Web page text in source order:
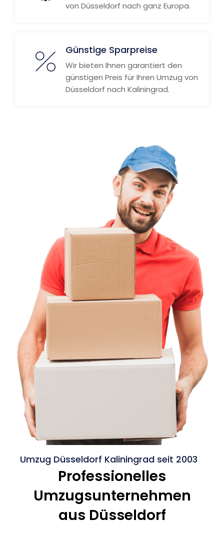
von Düsseldorf nach ganz Europa.
Günstige Sparpreise
Wir bieten Ihnen garantiert den
günstigen Preis für Ihren Umzug von
Düsseldorf nach Kaliningrad.
Umzug Düsseldorf Kaliningrad seit 2003
Professionelles
Umzugsunternehmen
aus Düsseldorf